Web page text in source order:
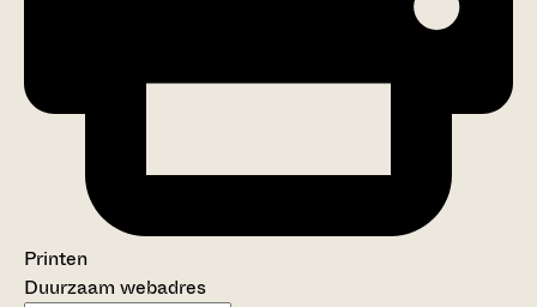
Printen
Duurzaam webadres